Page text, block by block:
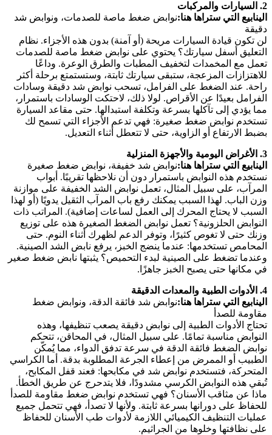
2. السيارات والمركبات
الينابيع التي ستراها هنا:نوابض ضغط ماصة للصدمات، ونوابض شد
دقيقة
لن تكون قيادة السيارات مريحة (أو آمنة) بدون هذه الأجزاء. نظام
التعليق أسفل سيارتك؟ يحتوي على نوابض ضغط ماصة للصدمات
تعمل مع المخمدات لتخفيف المطبات والطرق الوعرة. وداعًا
للاهتزازات المزعجة، ستبقى سيارتك ثابتة، وستستمتع برحلة أكثر
راحة. عند الضغط على الفرامل، تسحب نوابض شد دقيقة وسادات
الفرامل بعيدًا عن الأقراص. لولا ذلك، لاحتكت الوسادات باستمرار،
مما يؤدي إلى تآكلها بسرعة وتكلفة استبدالها. حتى مقاعد السيارة
تستخدم نوابض ضغط صغيرة: فهي تدعم الأجزاء التي تسمح لك
بضبط الارتفاع أو الزاوية، حتى لا تتعطل أثناء التعديل.
3. الأغراض اليومية والأجهزة المنزلية
الينابيع التي ستراها هنا:نوابض شد خفيفة، نوابض ضغط صغيرة
نستخدم هذه النوابض باستمرار دون أن نلاحظها تقريبًا. أبواب
المرآب، على سبيل المثال، تعمل نوابض الشد الخفيفة على موازنة
وزن الباب. لهذا السبب يمكنك رفع باب المرآب الثقيل يدويًا (أو لهذا
السبب لا يحتاج المحرك إلى العمل لساعات إضافية). المراتب ذات
النوابض الحلزونية؟ تعمل نوابض الضغط الصغيرة هذه على توزيع
وزنك حتى لا تغوص كثيرًا، وتوفر الدعم لظهرك أثناء النوم. حتى
المحامص تستخدمها: عندما ينضج الخبز، يرفع نابض الشد الصينية.
وعندما تضغط على الصينية لبدء التحميص؟ يثبتها نابض ضغط صغير
في مكانها حتى يصبح الخبز جاهزًا.
4. الأدوات الطبية والمعدات الدقيقة
الينابيع التي ستراها هنا:نوابض شد فائقة الدقة، ونوابض ضغط
مقاومة للصدأ
تحتاج الأدوات الطبية إلى نوابض دقيقة يصعب تنظيفها، وهذه
النوابض مناسبة تمامًا. على سبيل المثال، في المحاقن، تتحكم
نوابض الضغط فائقة الدقة في سرعة تدفق الدواء، مما يُمكّن
الطبيب أو الممرض من إعطاء الجرعة المطلوبة بدقة. أما الكراسي
المتحركة، فتستخدم نوابض شد في مكابحها: فعند قفل المكابح،
تُبقي هذه النوابض الكرسي مشدودًا، فلا يتدحرج عن طريق الخطأ.
ماذا عن مثاقب الأسنان؟ فهي تستخدم نوابض ضغط مقاومة للصدأ
للحفاظ على دورانها بسرعة ثابتة. ولأنها لا تصدأ، فهي تتحمل جميع
عمليات التنظيف الكيميائي اللازمة لأدوات طب الأسنان للحفاظ
على نظافتها وخلوها من الجراثيم.